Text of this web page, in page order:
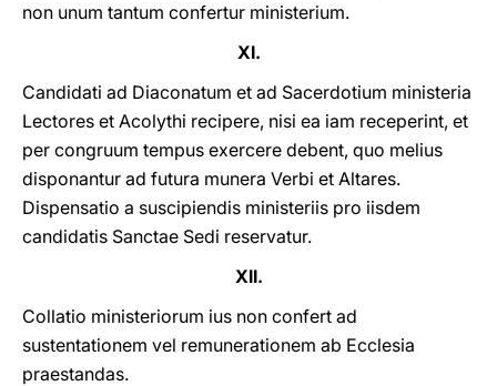
non unum tantum confertur ministerium.
XI.
Candidati ad Diaconatum et ad Sacerdotium ministeria
Lectores et Acolythi recipere, nisi ea iam receperint, et
per congruum tempus exercere debent, quο melius
disponantur ad futura munera Verbi et Altares.
Dispensatio a suscipiendis ministeriis pro iisdem
candidatis Sanctae Sedi reservatur.
XII.
Collatio ministeriorum ius non confert ad
sustentationem vel remunerationem ab Ecclesia
praestandas.